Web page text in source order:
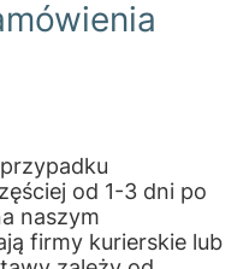
od 1-3 dni po
naszym
firmy kurierskie lub